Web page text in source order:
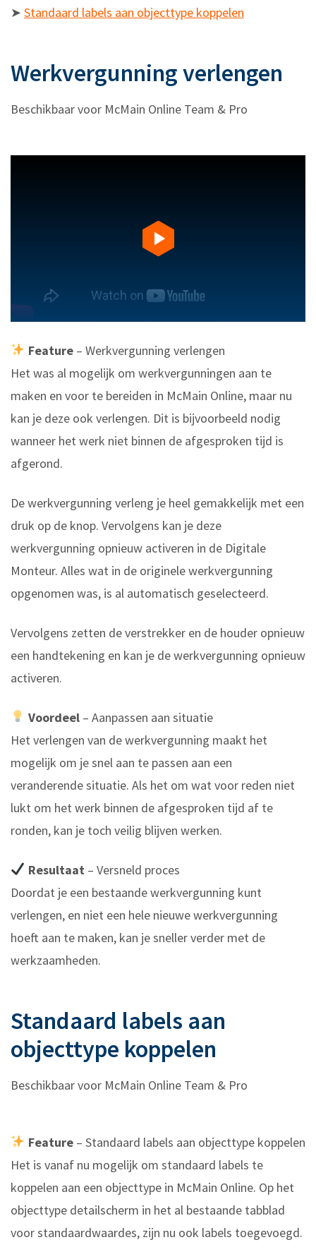
➤ Standaard labels aan objecttype koppelen
Werkvergunning verlengen
Beschikbaar voor McMain Online Team & Pro
Feature– Werkvergunning verlengen
Het was al mogelijk om werkvergunningen aan te
maken en voor te bereiden in McMain Online, maar nu
kan je deze ook verlengen. Dit is bijvoorbeeld nodig
wanneer het werk niet binnen de afgesproken tijd is
afgerond.
De werkvergunning verleng je heel gemakkelijk met een
druk op de knop. Vervolgens kan je deze
werkvergunning opnieuw activeren in de Digitale
Monteur. Alles wat in de originele werkvergunning
opgenomen was, is al automatisch geselecteerd.
Vervolgens zetten de verstrekker en de houder opnieuw
een handtekening en kan je de werkvergunning opnieuw
activeren.
Voordeel– Aanpassen aan situatie
Het verlengen van de werkvergunning maakt het
mogelijk om je snel aan te passen aan een
veranderende situatie. Als het om wat voor reden niet
lukt om het werk binnen de afgesproken tijd af te
ronden, kan je toch veilig blijven werken.
Resultaat – Versneld proces
Doordat je een bestaande werkvergunning kunt
verlengen, en niet een hele nieuwe werkvergunning
hoeft aan te maken, kan je sneller verder met de
werkzaamheden.
Standaard labels aan
objecttype koppelen
Beschikbaar voor McMain Online Team & Pro
Feature– Standaard labels aan objecttype koppelen
Het is vanaf nu mogelijk om standaard labels te
koppelen aan een objecttype in McMain Online. Op het
objecttype detailscherm in het al bestaande tabblad
voor standaardwaardes, zijn nu ook labels toegevoegd.